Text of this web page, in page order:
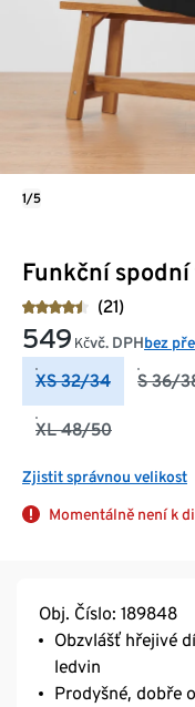
Funkční
(21)
549 Kčvč. DPHbez
XS 32/34 S 36/
XL 48/50
Zjistit správnou velikost
Momentálně není k
1/5
Obj. Číslo: 189848
Obzvlášť hřejivé
ledvin
Prodyšné, dobře